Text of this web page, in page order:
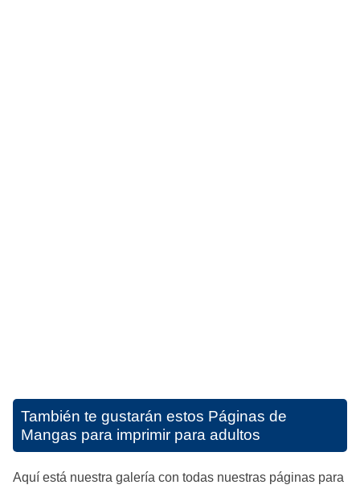
También te gustarán estos Páginas de
Mangas para imprimir para adultos
Aquí está nuestra galería con todas nuestras páginas para